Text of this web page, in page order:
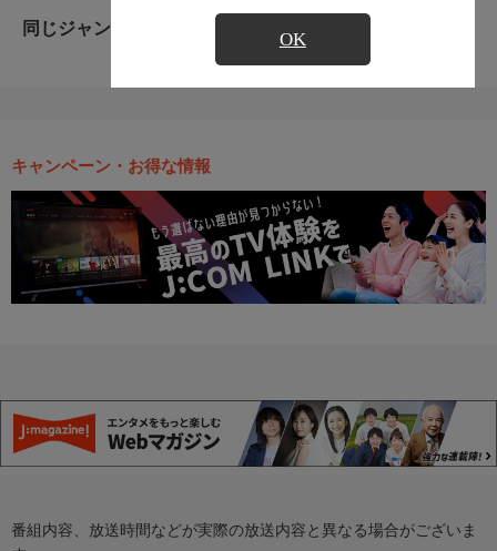
OK
同じジャンルのおすすめ番組
キャンペーン・お得な情報
番組内容、放送時間などが実際の放送内容と異なる場合がございま